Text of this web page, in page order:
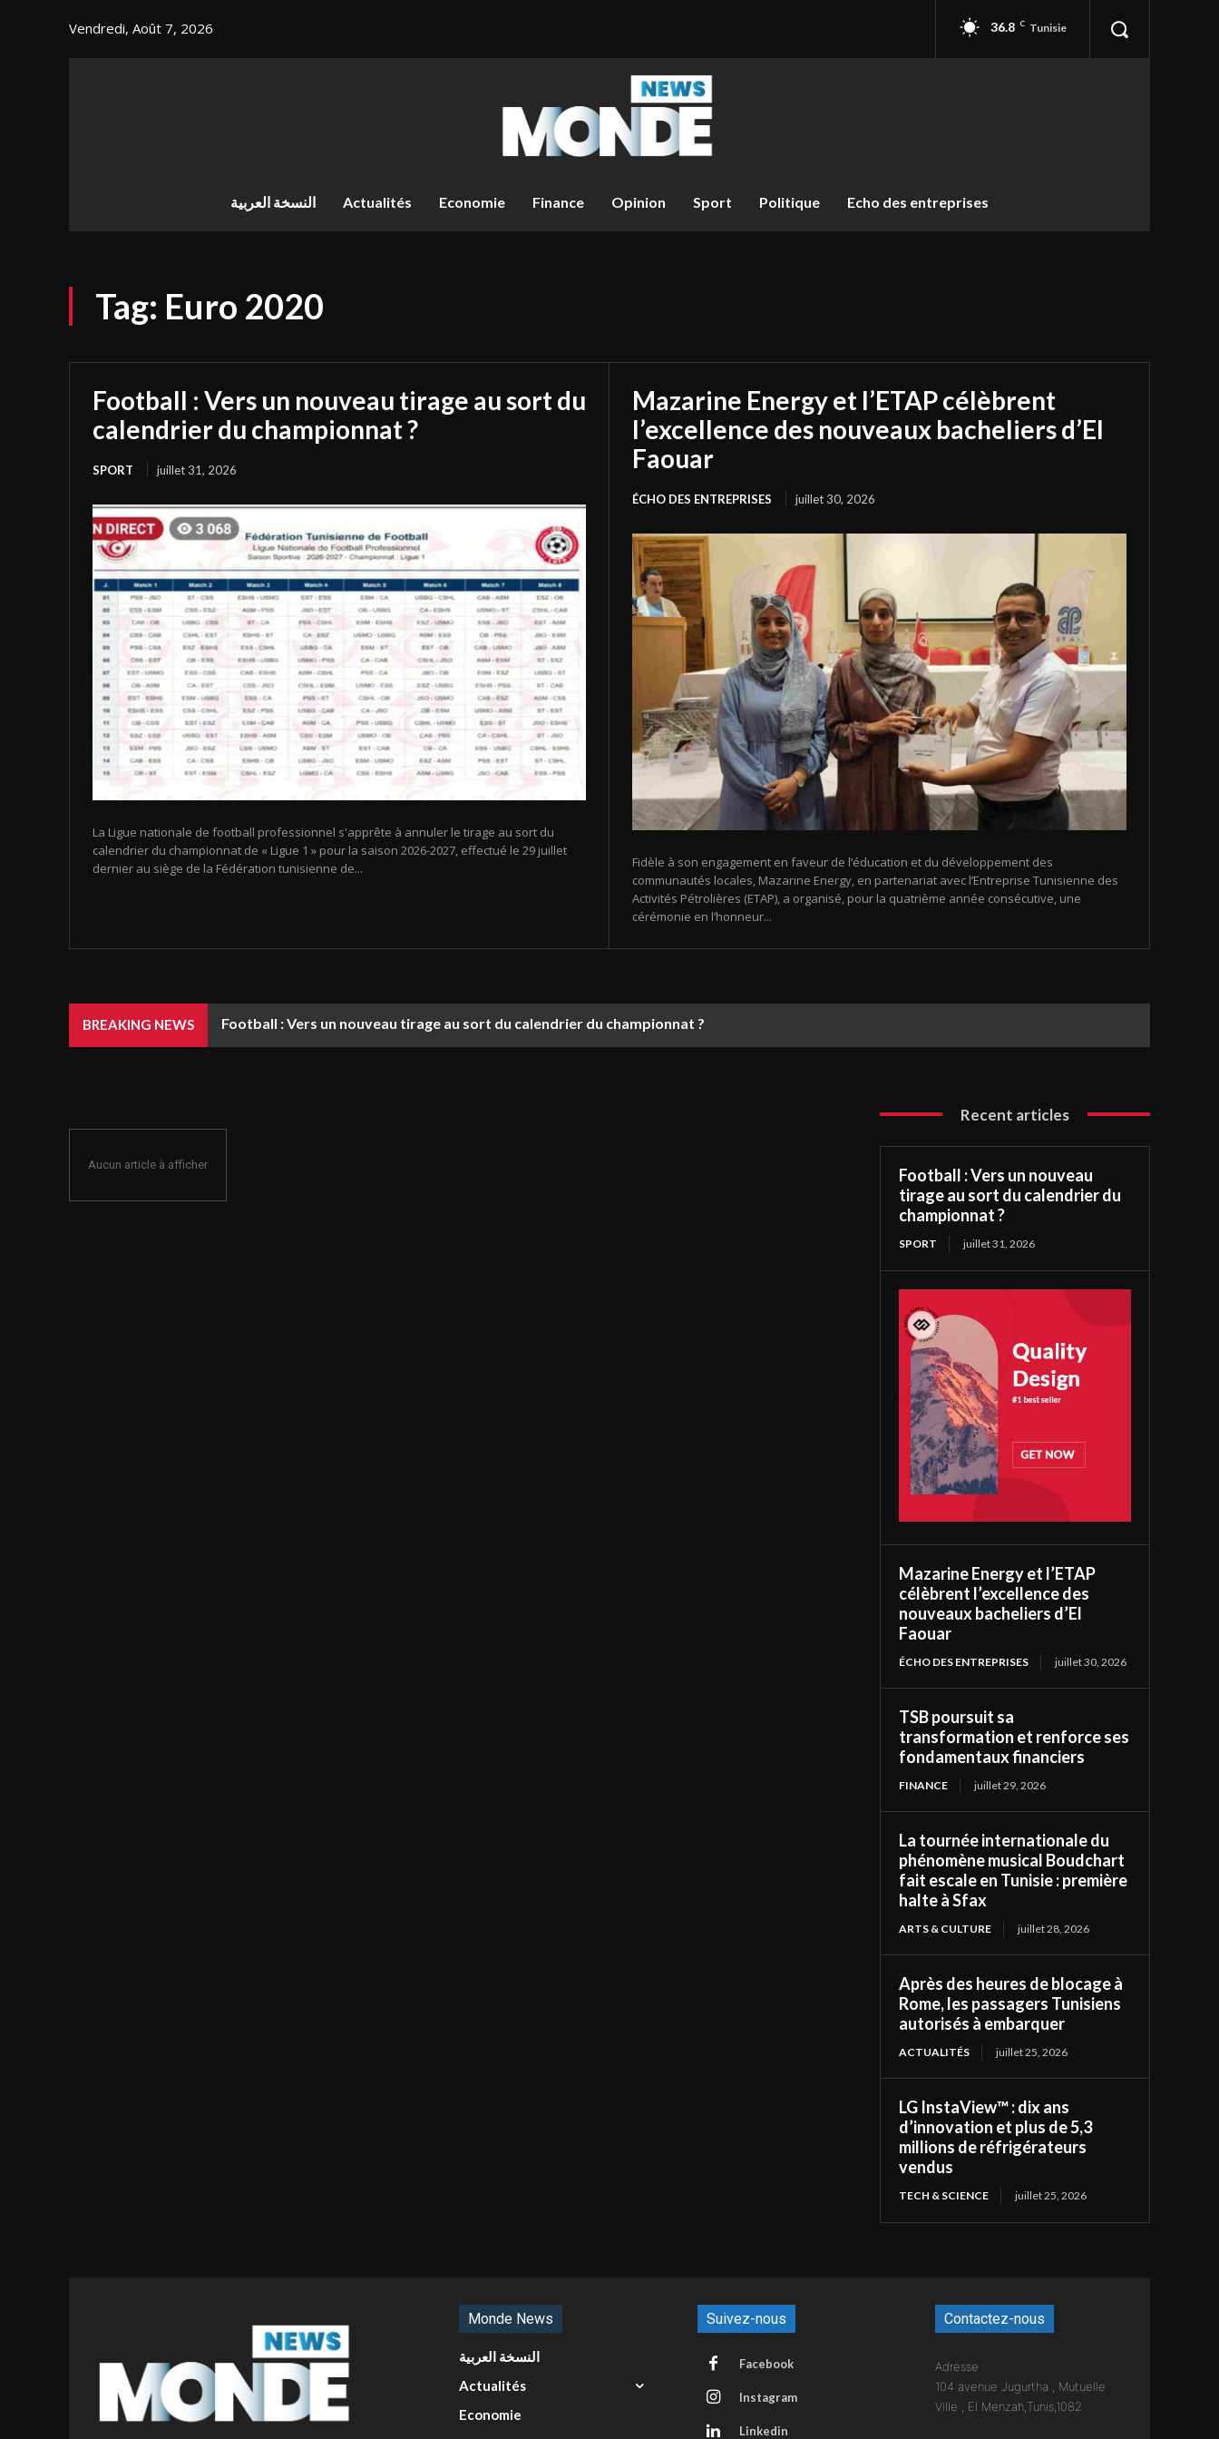
Vendredi, Août 7, 2026 36.8 C Tunisie
النسخة العربية Actualités Economie Finance Opinion Sport Politique Echo des entreprises
Tag: Euro 2020
Football : Vers un nouveau tirage au sort du
calendrier du championnat ?
SPORT juillet 31, 2026
La Ligue nationale de football professionnel s'apprête à annuler le tirage au sort du
calendrier du championnat de « Ligue 1 » pour la saison 2026-2027, effectué le 29 juillet
dernier au siège de la Fédération tunisienne de...
Mazarine Energy et l’ETAP célèbrent
l’excellence des nouveaux bacheliers d’El
Faouar
ÉCHO DES ENTREPRISES juillet 30, 2026
Fidèle à son engagement en faveur de l’éducation et du développement des
communautés locales, Mazarine Energy, en partenariat avec l’Entreprise Tunisienne des
Activités Pétrolières (ETAP), a organisé, pour la quatrième année consécutive, une
cérémonie en l’honneur...
BREAKING NEWS Football : Vers un nouveau tirage au sort du calendrier du championnat ?
Aucun article à afficher
Recent articles
Football : Vers un nouveau
tirage au sort du calendrier du
championnat ?
SPORT juillet 31, 2026
Mazarine Energy et l’ETAP
célèbrent l’excellence des
nouveaux bacheliers d’El
Faouar
ÉCHO DES ENTREPRISES juillet 30, 2026
TSB poursuit sa
transformation et renforce ses
fondamentaux financiers
FINANCE juillet 29, 2026
La tournée internationale du
phénomène musical Boudchart
fait escale en Tunisie : première
halte à Sfax
ARTS & CULTURE juillet 28, 2026
Après des heures de blocage à
Rome, les passagers Tunisiens
autorisés à embarquer
ACTUALITÉS juillet 25, 2026
LG InstaView™ : dix ans
d’innovation et plus de 5,3
millions de réfrigérateurs
vendus
TECH & SCIENCE juillet 25, 2026
Monde News
النسخة العربية
Actualités
Economie
Suivez-nous
Facebook
Instagram
Linkedin
Contactez-nous
Adresse :
104 avenue Jugurtha , Mutuelle
Ville , El Menzah,Tunis,1082